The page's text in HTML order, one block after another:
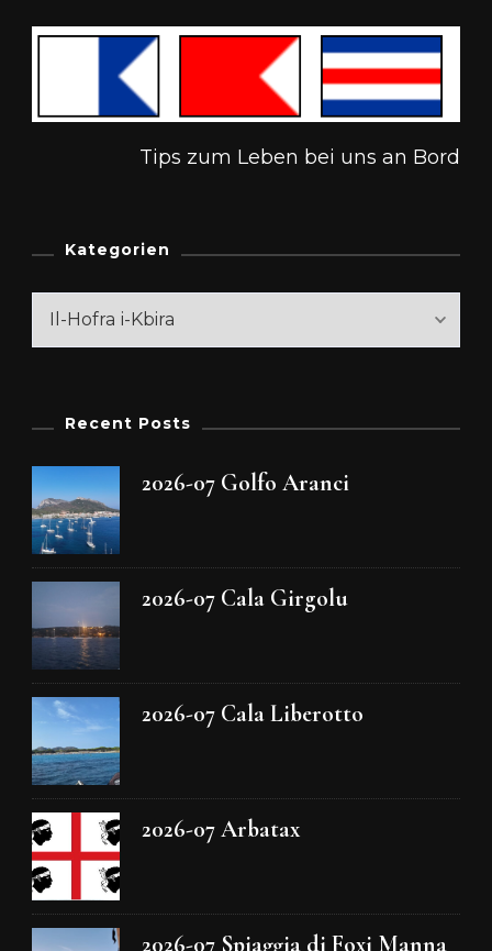
Tips zum Leben bei uns an Bord
Kategorien
Kategorien
Recent Posts
2026-07 Golfo Aranci
2026-07 Cala Girgolu
2026-07 Cala Liberotto
2026-07 Arbatax
2026-07 Spiaggia di Foxi Manna